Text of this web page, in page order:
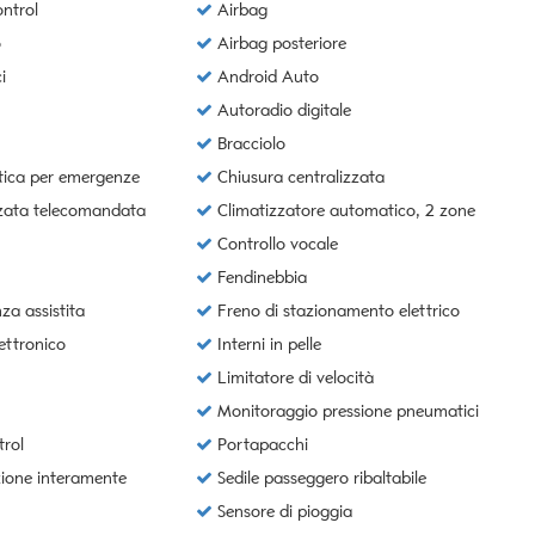
per emergenze
telecomandata
assistita
interamente
Airbag
Airbag posteriore
Android Auto
Autoradio digitale
Bracciolo
Chiusura centralizzata
Climatizzatore automatico, 2 zone
Controllo vocale
Fendinebbia
Freno di stazionamento elettrico
Interni in pelle
Limitatore di velocità
Monitoraggio pressione pneumatici
Portapacchi
Sedile passeggero ribaltabile
Sensore di pioggia